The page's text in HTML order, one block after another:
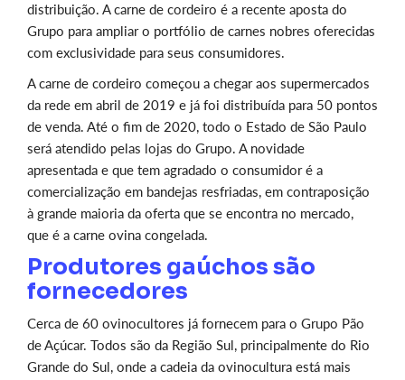
distribuição. A carne de cordeiro é a recente aposta do
Grupo para ampliar o portfólio de carnes nobres oferecidas
com exclusividade para seus consumidores.
A carne de cordeiro começou a chegar aos supermercados
da rede em abril de 2019 e já foi distribuída para 50 pontos
de venda. Até o fim de 2020, todo o Estado de São Paulo
será atendido pelas lojas do Grupo. A novidade
apresentada e que tem agradado o consumidor é a
comercialização em bandejas resfriadas, em contraposição
à grande maioria da oferta que se encontra no mercado,
que é a carne ovina congelada.
Produtores gaúchos são
fornecedores
Cerca de 60 ovinocultores já fornecem para o Grupo Pão
de Açúcar. Todos são da Região Sul, principalmente do Rio
Grande do Sul, onde a cadeia da ovinocultura está mais